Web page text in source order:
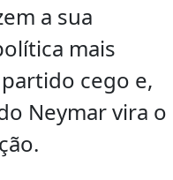
a sua
mais
cego e,
Neymar vira o